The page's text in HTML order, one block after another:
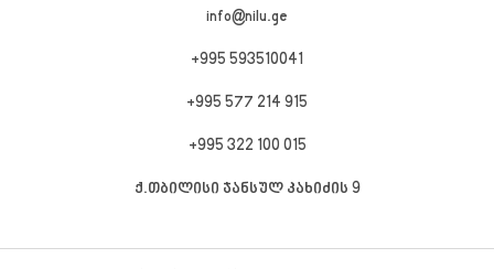
info@nilu.ge
+995 593510041
+995 577 214 915
+995 322 100 015
ქ.თბილისი ჯანსულ კახიძის 9